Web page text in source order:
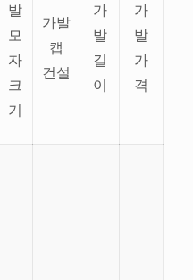
발
모
자
크
기
가발
캡
건설
가
발
길
이
가
발
가
격